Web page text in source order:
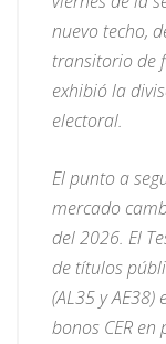
nuevo techo,
transitorio de
exhibió la
electoral.
El punto a
mercado
del 2026. El
de títulos
(AL35 y
bonos CER en